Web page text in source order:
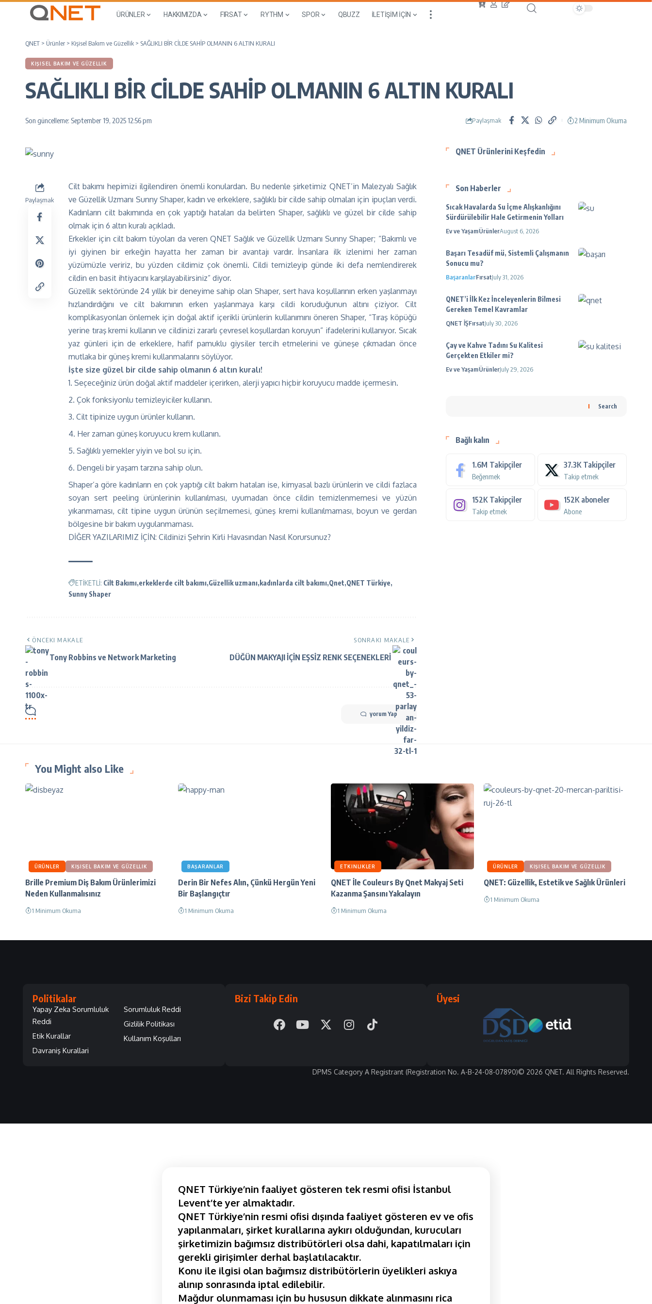
ÜRÜNLER HAKKIMIZDA FIRSAT RYTHM SPOR QBUZZ İLETİŞİM İÇİN
QNET > Ürünler > Kişisel Bakım ve Güzellik > SAĞLIKLI BİR CİLDE SAHİP OLMANIN 6 ALTIN KURALI
KIŞISEL BAKIM VE GÜZELLIK
SAĞLIKLI BİR CİLDE SAHİP OLMANIN 6 ALTIN KURALI
Son güncelleme: September 19, 2025 12:56 pm Paylaşmak 2 Minimum Okuma
Paylaşmak
Cilt bakımı hepimizi ilgilendiren önemli konulardan. Bu nedenle şirketimiz QNET’in Malezyalı Sağlık
ve Güzellik Uzmanı Sunny Shaper, kadın ve erkeklere, sağlıklı bir cilde sahip olmaları için ipuçları verdi.
Kadınların cilt bakımında en çok yaptığı hataları da belirten Shaper, sağlıklı ve güzel bir cilde sahip
olmak için 6 altın kuralı açıkladı.
Erkekler için cilt bakım tüyoları da veren QNET Sağlık ve Güzellik Uzmanı Sunny Shaper; “Bakımlı ve
iyi giyinen bir erkeğin hayatta her zaman bir avantajı vardır. İnsanlara ilk izlenimi her zaman
yüzümüzle veririz, bu yüzden cildimiz çok önemli. Cildi temizleyip günde iki defa nemlendirerek
cildin en basit ihtiyacını karşılayabilirsiniz” diyor.
Güzellik sektöründe 24 yıllık bir deneyime sahip olan Shaper, sert hava koşullarının erken yaşlanmayı
hızlandırdığını ve cilt bakımının erken yaşlanmaya karşı cildi koruduğunun altını çiziyor. Cilt
komplikasyonları önlemek için doğal aktif içerikli ürünlerin kullanımını öneren Shaper, “Tıraş köpüğü
yerine tıraş kremi kullanın ve cildinizi zararlı çevresel koşullardan koruyun” ifadelerini kullanıyor. Sıcak
yaz günleri için de erkeklere, hafif pamuklu giysiler tercih etmelerini ve güneşe çıkmadan önce
mutlaka bir güneş kremi kullanmalarını söylüyor.
İşte size güzel bir cilde sahip olmanın 6 altın kuralı!
Seçeceğiniz ürün doğal aktif maddeler içerirken, alerji yapıcı hiçbir koruyucu madde içermesin.
Çok fonksiyonlu temizleyiciler kullanın.
Cilt tipinize uygun ürünler kullanın.
Her zaman güneş koruyucu krem ​​kullanın.
Sağlıklı yemekler yiyin ve bol su için.
Dengeli bir yaşam tarzına sahip olun.
Shaper’a göre kadınların en çok yaptığı cilt bakım hataları ise, kimyasal bazlı ürünlerin ve cildi fazlaca
soyan sert peeling ürünlerinin kullanılması, uyumadan önce cildin temizlenmemesi ve yüzün
yıkanmaması, cilt tipine uygun ürünün seçilmemesi, güneş kremi kullanılmaması, boyun ve gerdan
bölgesine bir bakım uygulanmaması.
DİĞER YAZILARIMIZ İÇİN: Cildinizi Şehrin Kirli Havasından Nasıl Korursunuz?
ETİKETLİ: Cilt Bakımı erkeklerde cilt bakımı Güzellik uzmanı kadınlarda cilt bakımı Qnet QNET Türkiye
Sunny Shaper
ÖNCEKI MAKALE
Tony Robbins ve Network Marketing
SONRAKI MAKALE
DÜĞÜN MAKYAJI İÇİN EŞSİZ RENK SEÇENEKLERİ
yorum Yap
QNET Ürünlerini Keşfedin
Son Haberler
Sıcak Havalarda Su İçme Alışkanlığını
Sürdürülebilir Hale Getirmenin Yolları
Ev ve YaşamÜrünlerAugust 6, 2026
Başarı Tesadüf mü, Sistemli Çalışmanın
Sonucu mu?
BaşaranlarFırsatJuly 31, 2026
QNET’i İlk Kez İnceleyenlerin Bilmesi
Gereken Temel Kavramlar
QNET İŞFırsatJuly 30, 2026
Çay ve Kahve Tadını Su Kalitesi
Gerçekten Etkiler mi?
Ev ve YaşamÜrünlerJuly 29, 2026
Search
Bağlı kalın
1.6M Takipçiler
Beğenmek
37.3K Takipçiler
Takip etmek
152K Takipçiler
Takip etmek
152K aboneler
Abone
You Might also Like
ÜRÜNLER KIŞISEL BAKIM VE GÜZELLIK
Brille Premium Diş Bakım Ürünlerimizi
Neden Kullanmalısınız
1 Minimum Okuma
BAŞARANLAR
Derin Bir Nefes Alın, Çünkü Hergün Yeni
Bir Başlangıçtır
1 Minimum Okuma
ETKINLIKLER
QNET İle Couleurs By Qnet Makyaj Seti
Kazanma Şansını Yakalayın
1 Minimum Okuma
ÜRÜNLER KIŞISEL BAKIM VE GÜZELLIK
QNET: Güzellik, Estetik ve Sağlık Ürünleri
1 Minimum Okuma
Politikalar
Yapay Zeka Sorumluluk
Reddi
Etik Kurallar
Davraniş Kurallari
Sorumluluk Reddi
Gizlilik Politikası
Kullanım Koşulları
Bizi Takip Edin Üyesi
© 2026 QNET. All Rights Reserved.
DPMS Category A Registrant (Registration No. A-B-24-08-07890)
QNET Türkiye’nin faaliyet gösteren tek resmi ofisi İstanbul
Levent’te yer almaktadır.
QNET Türkiye’nin resmi ofisi dışında faaliyet gösteren ev ve ofis
yapılanmaları, şirket kurallarına aykırı olduğundan, kurucuları
şirketimizin bağımsız distribütörleri olsa dahi, kapatılmaları için
gerekli girişimler derhal başlatılacaktır.
Konu ile ilgisi olan bağımsız distribütörlerin üyelikleri askıya
alınıp sonrasında iptal edilebilir.
Mağdur olunmaması için bu hususun dikkate alınmasını rica